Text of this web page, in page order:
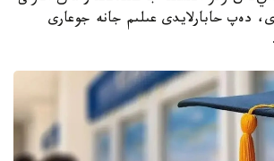
دەپ حابارلايدى عىلىم جانە جوعارى